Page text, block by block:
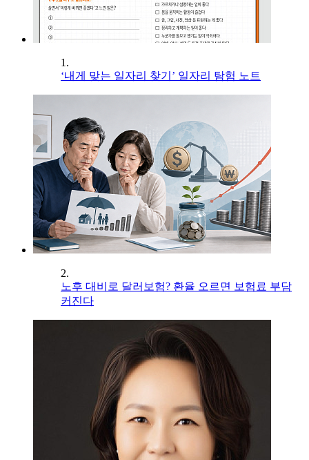
1.
‘내게 맞는 일자리 찾기’ 일자리 탐험 노트
2.
노후 대비로 달러보험? 환율 오르면 보험료 부담
커진다